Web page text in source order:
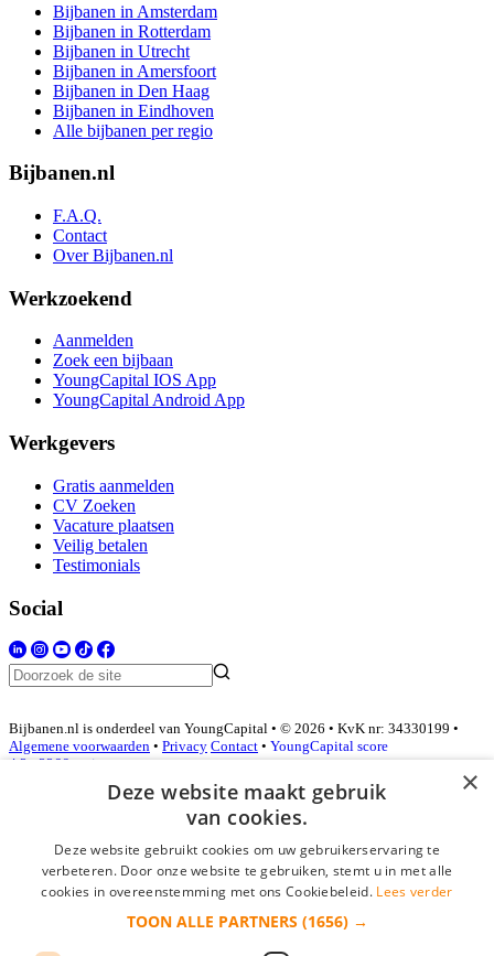
Bijbanen in Amsterdam
Bijbanen in Rotterdam
Bijbanen in Utrecht
Bijbanen in Amersfoort
Bijbanen in Den Haag
Bijbanen in Eindhoven
Alle bijbanen per regio
Bijbanen.nl
F.A.Q.
Contact
Over Bijbanen.nl
Werkzoekend
Aanmelden
Zoek een bijbaan
YoungCapital IOS App
YoungCapital Android App
Werkgevers
Gratis aanmelden
CV Zoeken
Vacature plaatsen
Veilig betalen
Testimonials
Social
Bijbanen.nl is onderdeel van YoungCapital • © 2026 • KvK nr: 34330199 •
Algemene voorwaarden • Privacy Contact • YoungCapital score
4.3 - 3366 reviews
Inloggen als bedrijf
*
×
Deze website maakt gebruik
van cookies.
Deze website gebruikt cookies om uw gebruikerservaring te
verbeteren. Door onze website te gebruiken, stemt u in met alle
cookies in overeenstemming met ons Cookiebeleid. Lees verder
TOON ALLE PARTNERS (1656) →